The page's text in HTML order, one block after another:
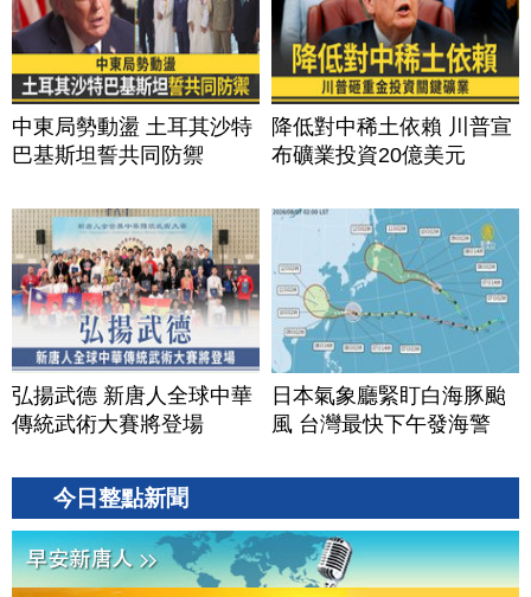
中東局勢動盪 土耳其沙特
巴基斯坦誓共同防禦
降低對中稀土依賴 川普宣
布礦業投資20億美元
弘揚武德 新唐人全球中華
傳統武術大賽將登場
日本氣象廳緊盯白海豚颱
風 台灣最快下午發海警
今日整點新聞